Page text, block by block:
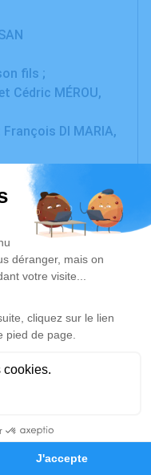
Hommages
fils ;
Cédric MÉROU,
DI MARIA,
Killian et Shana,
du décès de
mercredi 5 juin
de la
Bessan,
familiale.
de remerciements.
hommage est
Je rends hommage